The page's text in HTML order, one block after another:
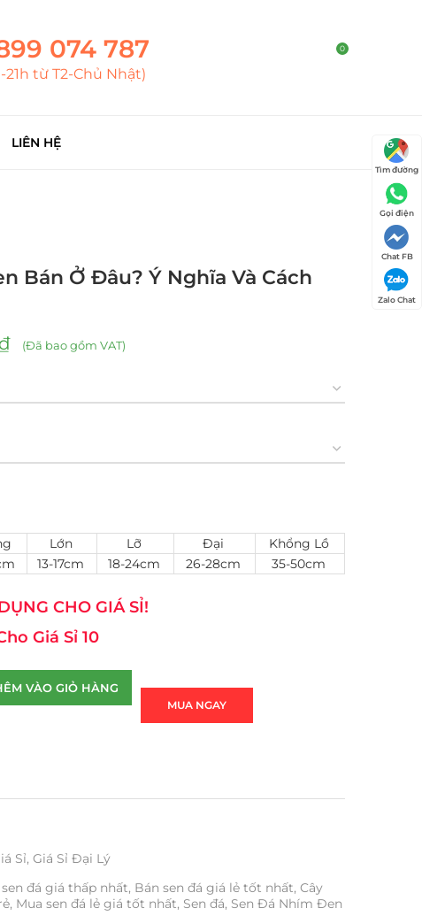
074 787
21h từ T2-Chủ Nhật)
0
LIÊN HỆ
Bán Ở Đâu? Ý Nghĩa Và Cách
(Đã bao gồm VAT)
Lớn Lỡ Đại
Khổng Lồ
13-17cm 18-24cm 26-28cm 35-50cm
CHO GIÁ SỈ!
Giá Sỉ 10
VÀO GIỎ HÀNG
MUA NGAY
Sỉ, Giá Sỉ Đại Lý
đá giá thấp nhất, Bán sen đá giá lẻ tốt nhất, Cây
, Mua sen đá lẻ giá tốt nhất, Sen đá, Sen Đá Nhím Đen
Tìm đường
Gọi điện
Chat FB
Zalo Chat